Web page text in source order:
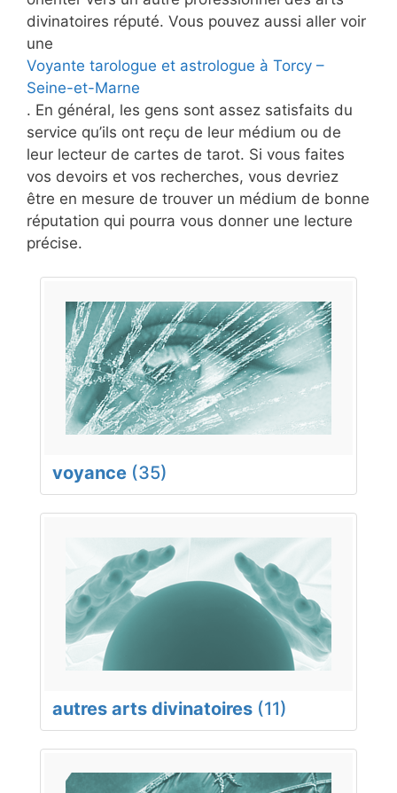
divinatoires réputé. Vous pouvez aussi aller voir
une
Voyante tarologue et astrologue à Torcy –
Seine-et-Marne
. En général, les gens sont assez satisfaits du
service qu’ils ont reçu de leur médium ou de
leur lecteur de cartes de tarot. Si vous faites
vos devoirs et vos recherches, vous devriez
être en mesure de trouver un médium de bonne
réputation qui pourra vous donner une lecture
précise.
voyance (35)
autres arts divinatoires (11)